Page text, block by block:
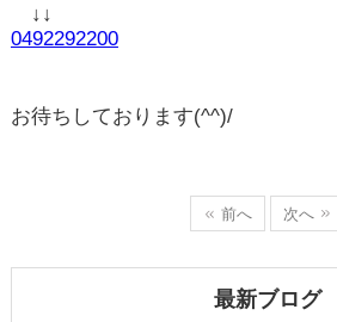
↓↓
0492292200
お待ちしております(^^)/
前へ 次へ
最新ブログ